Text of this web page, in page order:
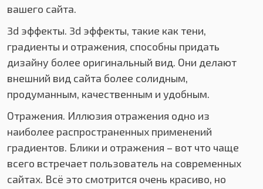
вашего сайта.
3d эффекты. 3d эффекты, такие как тени,
градиенты и отражения, способны придать
дизайну более оригинальный вид. Они делают
внешний вид сайта более солидным,
продуманным, качественным и удобным.
Отражения. Иллюзия отражения одно из
наиболее распространенных применений
градиентов. Блики и отражения – вот что чаще
всего встречает пользователь на современных
сайтах. Всё это смотрится очень красиво, но